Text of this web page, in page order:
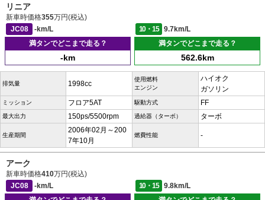
リニア
新車時価格355万円(税込)
JC08
-km/L 10・15
9.7km/L
満タンでどこまで走る？
-km
満タンでどこまで走る？
562.6km
排気量 1998cc
使用燃料
エンジン
ハイオク
ガソリン
ミッション フロア5AT 駆動方式 FF
最大出力 150ps/5500rpm 過給器（ターボ） ターボ
生産期間
2006年02月～200
7年10月
燃費性能 -
アーク
新車時価格410万円(税込)
JC08
-km/L 10・15
9.8km/L